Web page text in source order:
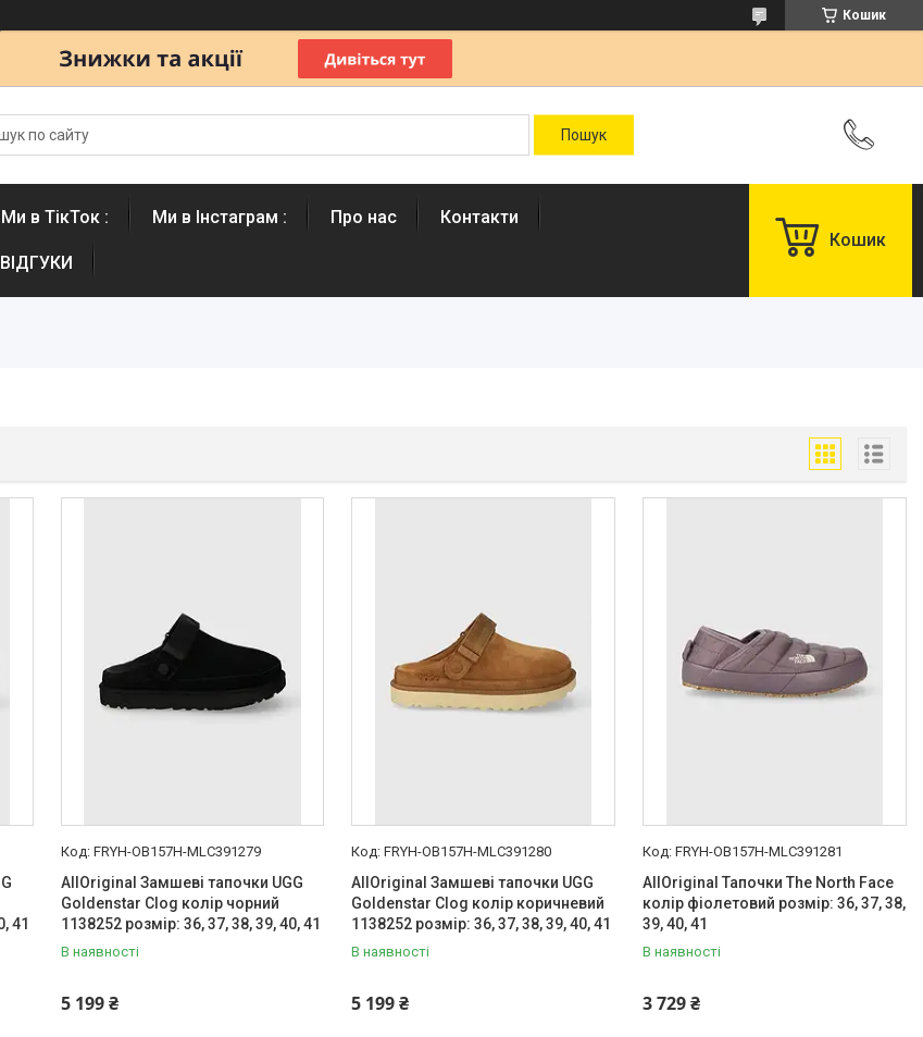
Кошик
Ми в ТікТок : Ми в Інстаграм : Про нас Контакти
ВІДГУКИ
Кошик
41
FRYH-OB157H-MLC391279
AllOriginal Замшеві тапочки UGG
Goldenstar Clog колір чорний
1138252 розмір: 36, 37, 38, 39, 40, 41
В наявності
5 199 ₴
FRYH-OB157H-MLC391280
AllOriginal Замшеві тапочки UGG
Goldenstar Clog колір коричневий
1138252 розмір: 36, 37, 38, 39, 40, 41
В наявності
5 199 ₴
FRYH-OB157H-MLC391281
AllOriginal Тапочки The North Face
колір фіолетовий розмір: 36, 37, 38,
39, 40, 41
В наявності
3 729 ₴